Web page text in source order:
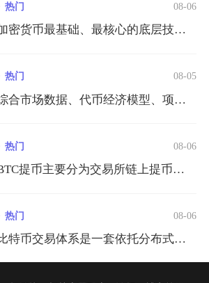
热门 08-06
加密货币最基础、最核心的底层技术是区块链技术，整套技术体系以...
热门 08-05
综合市场数据、代币经济模型、项目基本面与资金流动性纯加密赛道...
热门 08-06
BTC提币主要分为交易所链上提币、钱包互转两种主流方式，完整...
热门 08-06
比特币交易体系是一套依托分布式节点、UTXO记账模型、密码学...